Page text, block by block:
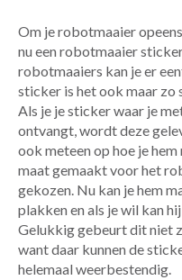
Om je robotmaaier
nu een robotmaaier
robotmaaiers kan je er
sticker is het ook maar zo
Als je je sticker waar je
ontvangt, wordt deze
ook meteen op hoe je
maat gemaakt voor het
gekozen. Nu kan je hem
plakken en als je wil kan
Gelukkig gebeurt dit niet
want daar kunnen de
helemaal weerbestendig.